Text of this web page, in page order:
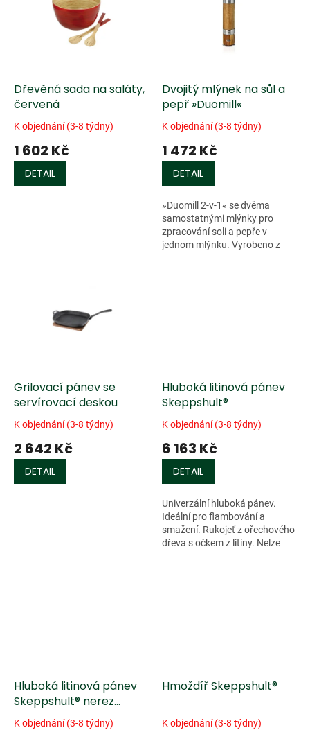
d
u
Dřevěná sada na saláty,
červená
K objednání (3-8 týdny)
1 602 Kč
DETAIL
Dvojitý mlýnek na sůl a
pepř »Duomill«
K objednání (3-8 týdny)
1 472 Kč
DETAIL
»Duomill 2-v-1« se dvěma
samostatnými mlýnky pro
zpracování soli a pepře v
jednom mlýnku. Vyrobeno z
akátového dřeva...
Grilovací pánev se
servírovací deskou
K objednání (3-8 týdny)
2 642 Kč
DETAIL
Hluboká litinová pánev
Skeppshult®
K objednání (3-8 týdny)
6 163 Kč
DETAIL
Univerzální hluboká pánev.
Ideální pro flambování a
smažení. Rukojeť z ořechového
dřeva s očkem z litiny. Nelze
použít v troubě. Vhodná pro
Hluboká litinová pánev
Skeppshult® nerez
rukojeť
K objednání (3-8 týdny)
Hmoždíř Skeppshult®
K objednání (3-8 týdny)